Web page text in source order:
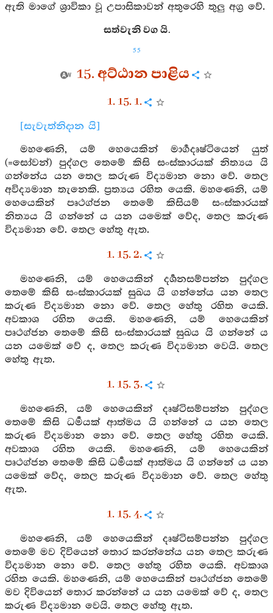
ඇති මාගේ ශ්‍රාවිකා වූ උපාසිකාවන් අතුරෙහි තුලු අග්‍ර වේ.
සත්වැනි වග යි.
55
15. අට්ඨාන පාළිය
1. 15. 1.
[සැවැත්නිදාන යි]
මහණෙනි, යම් හෙයෙකින් මාර්‍ගදෘෂ්ටියෙන් යුත්
(=සෝවන්) පුද්ගල තෙමේ කිසි සංස්කාරයක් නිත්‍යය යි
ගන්නේය යන තෙල කරුණ විද්‍යමාන නො වේ. තෙල
අවිද්‍යමාන තැනෙකි. ප්‍රත්‍යය රහිත යෙකි. මහණෙනි, යම්
හෙයෙකින් පෘථග්ජන තෙමේ කිසියම් සංස්කාරයක්
නිත්‍යය යි ගන්නේ ය යන යමෙක් වේද, තෙල කරුණ
විද්‍යමාන වේ. තෙල හේතු ඇත.
1. 15. 2.
මහණෙනි, යම් හෙයෙකින් දර්‍ශනසම්පන්න පුද්ගල
තෙමේ කිසි සංස්කාරයක් සුඛය යි ගන්නේය යන තෙල
කරුණ විද්‍යමාන නො වේ. තෙල හේතු රහිත යෙකි.
අවකාශ රහිත යෙකි. මහණෙනි, යම් හෙයෙකින්
පෘථග්ජන තෙමේ කිසි සංස්කාරයක් සුඛය යි ගන්නේ ය
යන යමෙක් වේ ද, තෙල කරුණ විද්‍යමාන වෙයි. තෙල
හේතු ඇත.
1. 15. 3.
මහණෙනි, යම් හෙයෙකින් දෘෂ්ටිසම්පන්න පුද්ගල
තෙමේ කිසි ධර්‍මයක් ආත්මය යි ගන්නේ ය යන තෙල
කරුණ විද්‍යමාන නො වේ. තෙල හේතු රහිත යෙකි.
අවකාශ රහිත යෙකි. මහණෙනි, යම් හෙයෙකින්
පෘථග්ජන තෙමේ කිසි ධර්‍මයක් ආත්මය යි ගන්නේ ය යන
යමෙක් වේද, තෙල කරුණ විද්‍යමාන වේ. තෙල හේතු
ඇත.
1. 15. 4.
මහණෙනි, යම් හෙයෙකින් දෘෂ්ටිසම්පන්න පුද්ගල
තෙමේ මව දිවියෙන් තොර කරන්නේය යන තෙල කරුණ
විද්‍යමාන නො වේ. තෙල හේතු රහිත යෙකි. අවකාශ
රහිත යෙකි. මහණෙනි, යම් හෙයෙකින් පෘථග්ජන තෙමේ
මව දිවියෙන් තොර කරන්නේ ය යන යමෙක් වේ ද, තෙල
කරුණ විද්‍යමාන වෙයි. තෙල හේතු ඇත.